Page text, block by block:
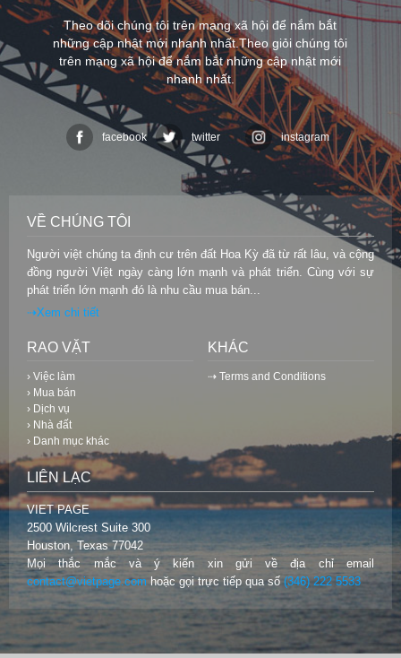
Theo dõi chúng tôi trên mạng xã hội để nắm bắt
những cập nhật mới nhanh nhất.Theo giỏi chúng tôi
trên mạng xã hội để nắm bắt những cập nhật mới
nhanh nhất.
facebook twitter instagram
VỀ CHÚNG TÔI
Người việt chúng ta định cư trên đất Hoa Kỳ đã từ rất lâu, và cộng
đồng người Việt ngày càng lớn mạnh và phát triển. Cùng với sự
phát triển lớn mạnh đó là nhu cầu mua bán...
⇢Xem chi tiết
RAO VẶT
› Việc làm
› Mua bán
› Dịch vụ
› Nhà đất
› Danh mục khác
KHÁC
⇢ Terms and Conditions
LIÊN LẠC
VIET PAGE
2500 Wilcrest Suite 300
Houston, Texas 77042
Mọi thắc mắc và ý kiến xin gửi về địa chỉ email
contact@vietpage.com hoặc gọi trực tiếp qua số(346) 222 5533